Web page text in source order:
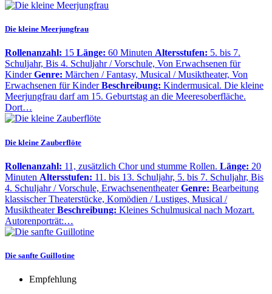
Die kleine Meerjungfrau
Rollenanzahl: 15 Länge: 60 Minuten Altersstufen: 5. bis 7.
Schuljahr, Bis 4. Schuljahr / Vorschule, Von Erwachsenen für
Kinder Genre: Märchen / Fantasy, Musical / Musiktheater, Von
Erwachsenen für Kinder Beschreibung: Kindermusical. Die kleine
Meerjungfrau darf am 15. Geburtstag an die Meeresoberfläche.
Dort…
Die kleine Zauberflöte
Rollenanzahl: 11, zusätzlich Chor und stumme Rollen. Länge: 20
Minuten Altersstufen: 11. bis 13. Schuljahr, 5. bis 7. Schuljahr, Bis
4. Schuljahr / Vorschule, Erwachsenentheater Genre: Bearbeitung
klassischer Theaterstücke, Komödien / Lustiges, Musical /
Musiktheater Beschreibung: Kleines Schulmusical nach Mozart.
Autorenporträt:…
Die sanfte Guillotine
Empfehlung